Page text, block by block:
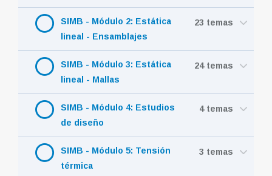
SIMB - Módulo 2: Estática
lineal - Ensamblajes
23 temas
SIMB - Módulo 3: Estática
lineal - Mallas
24 temas
SIMB - Módulo 4: Estudios
de diseño
4 temas
SIMB - Módulo 5: Tensión
térmica
3 temas